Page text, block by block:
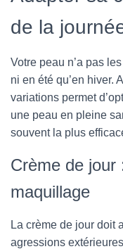
de la
Votre peau n’a pas
ni en été qu’en hiver.
variations permet
une peau en pleine
souvent la plus
Crème de jour
maquillage
La crème de jour doit
agressions